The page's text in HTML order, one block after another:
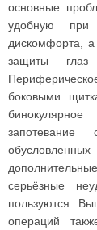
основные
удобную
дискомфорта, а
защиты глаз
боковыми
запотевание
серьёзные
пользуются.
операций